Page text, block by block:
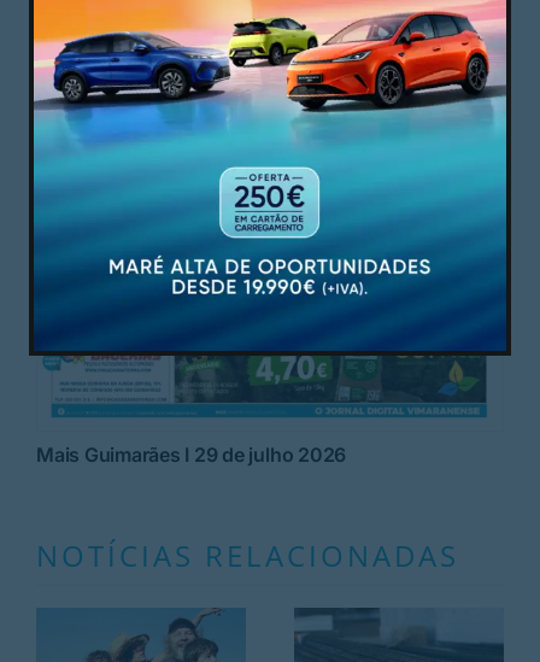
Mais Guimarães I 29 de julho 2026
NOTÍCIAS RELACIONADAS